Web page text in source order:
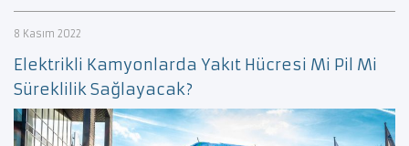
8 Kasım 2022
Elektrikli Kamyonlarda Yakıt Hücresi Mi Pil Mi
Süreklilik Sağlayacak?